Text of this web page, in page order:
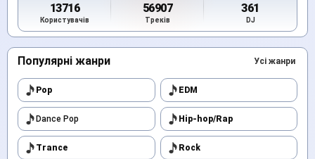
13716
Користувачів
56907
Треків
361
DJ
Популярні жанри Усі жанри
Pop EDM
Dance Pop Hip-hop/Rap
Trance Rock